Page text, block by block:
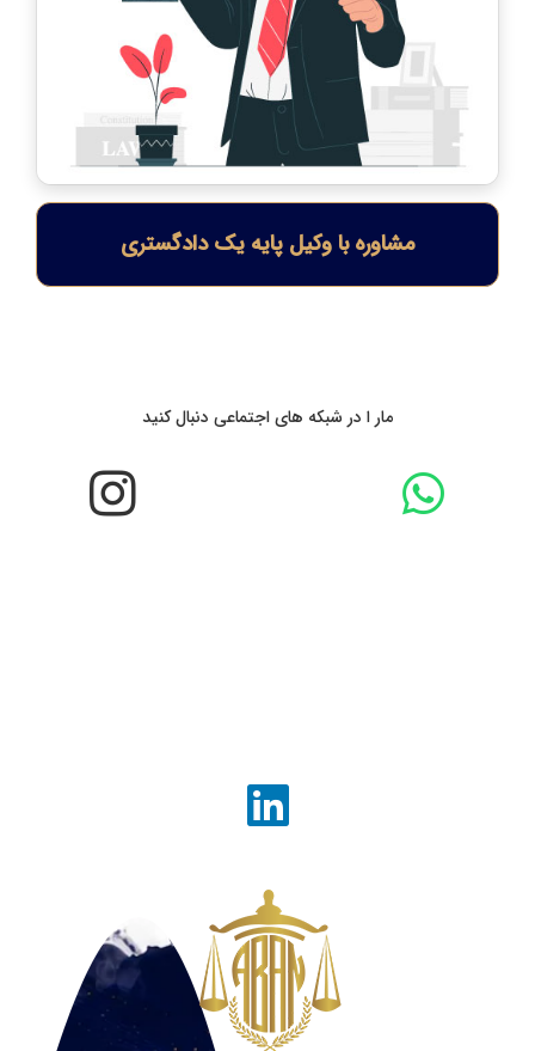
مشاوره با وکیل پایه یک دادگستری
مار ا در شبکه های اجتماعی دنبال کنید